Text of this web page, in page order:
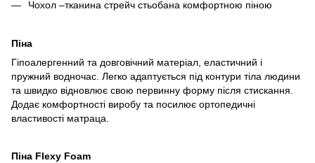
Чохол –тканина стрейч стьобана комфортною піною
Піна
Гіпоалергенний та довговічний матеріал, еластичний і
пружний водночас. Легко адаптується під контури тіла людини
та швидко відновлює свою первинну форму після стискання.
Додає комфортності виробу та посилює ортопедичні
властивості матраца.
Піна Flexy Foam